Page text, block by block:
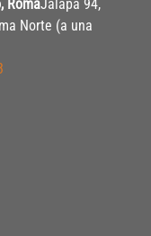
RomaJalapa 94,
Norte (a una